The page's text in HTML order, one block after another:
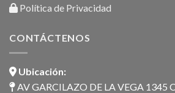
Política de Privacidad
CONTÁCTENOS
Ubicación:
AV GARCILAZO DE LA VEGA 1345